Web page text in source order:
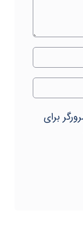
برای